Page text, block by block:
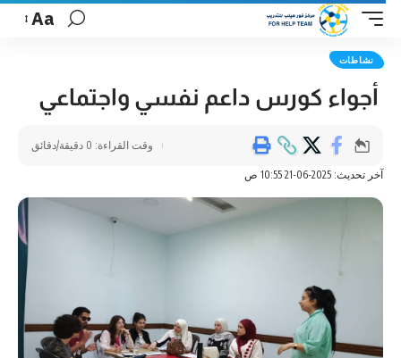
Aa
نشاطات
أجواء كورس داعم نفسي واجتماعي
آخر تحديث: 2025-06-21 10:55 ص
وقت القراءة: 0 دقيقة/دقائق